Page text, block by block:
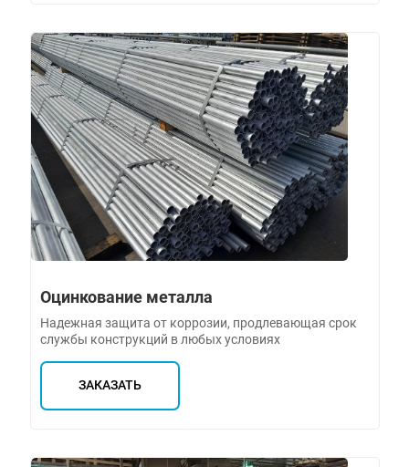
Оцинкование металла
Надежная защита от коррозии, продлевающая срок
службы конструкций в любых условиях
ЗАКАЗАТЬ